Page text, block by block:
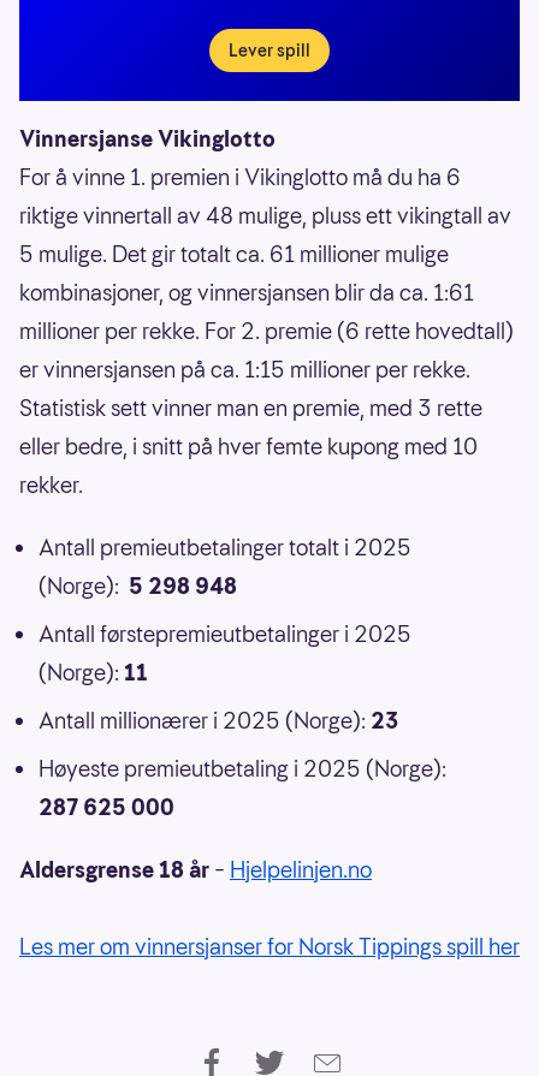
Lever spill
Vinnersjanse Vikinglotto
For å vinne 1. premien i Vikinglotto må du ha 6
riktige vinnertall av 48 mulige, pluss ett vikingtall av
5 mulige. Det gir totalt ca. 61 millioner mulige
kombinasjoner, og vinnersjansen blir da ca. 1:61
millioner per rekke. For 2. premie (6 rette hovedtall)
er vinnersjansen på ca. 1:15 millioner per rekke.
Statistisk sett vinner man en premie, med 3 rette
eller bedre, i snitt på hver femte kupong med 10
rekker.
Antall premieutbetalinger totalt i 2025
(Norge): 5 298 948
Antall førstepremieutbetalinger i 2025
(Norge): 11
Antall millionærer i 2025 (Norge): 23
Høyeste premieutbetaling i 2025 (Norge):
287 625 000
Aldersgrense 18 år – Hjelpelinjen.no
Les mer om vinnersjanser for Norsk Tippings spill her